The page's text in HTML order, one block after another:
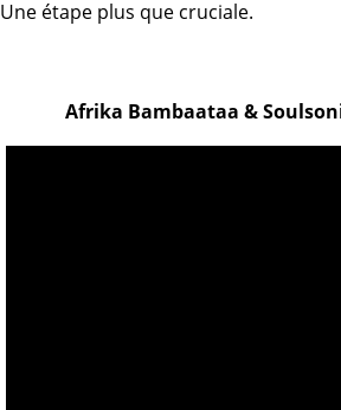
Une étape plus que cruciale.
Afrika Bambaataa &